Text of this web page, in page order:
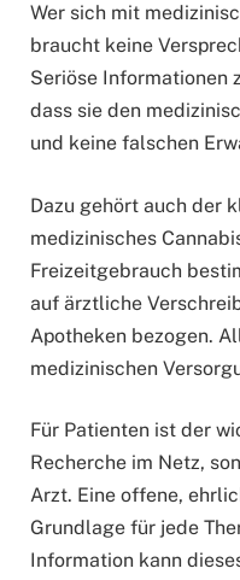
Wer sich mit
braucht keine
Seriöse Informationen
dass sie den
und keine falschen
Dazu gehört auch der
medizinisches
Freizeitgebrauch
auf ärztliche
Apotheken bezogen.
medizinischen
Für Patienten ist der
Recherche im Netz,
Arzt. Eine offene,
Grundlage für jede
Information kann